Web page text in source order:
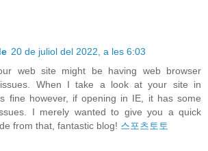
20 de juliol del 2022, a les 6:03
web site might be having web browser
issues. When I take a look at your site in
fine however, if opening in IE, it has some
I merely wanted to give you a quick
from that, fantastic blog! 스포츠토토